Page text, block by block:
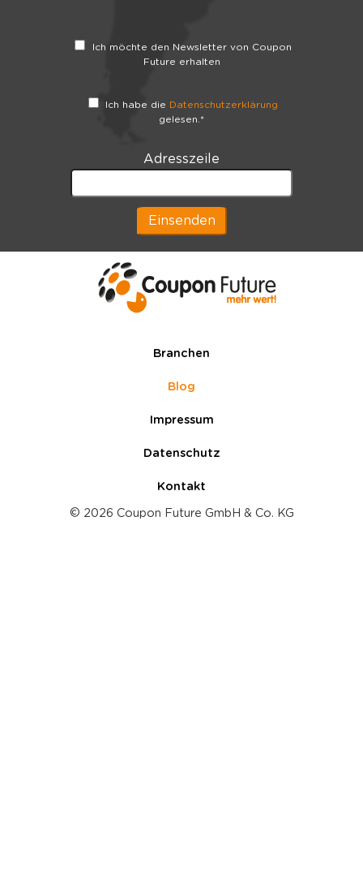
Ich möchte den Newsletter von Coupon
Future erhalten
Ich habe die Datenschutzerklärung
gelesen. *
Adresszeile
Branchen
Blog
Impressum
Datenschutz
Kontakt
© 2026 Coupon Future GmbH & Co. KG